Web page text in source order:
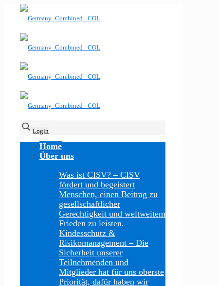
Login
Home
Über uns
Was ist CISV? – CISV
fördert und begeistert
Menschen, einen Beitrag zu
gesellschaftlicher
Gerechtigkeit und weltweitem
Frieden zu leisten.
Kindesschutz &
Risikomanagement – Die
Sicherheit unserer
Teilnehmenden und
Mitglieder hat für uns oberste
Priorität, dafür haben wir